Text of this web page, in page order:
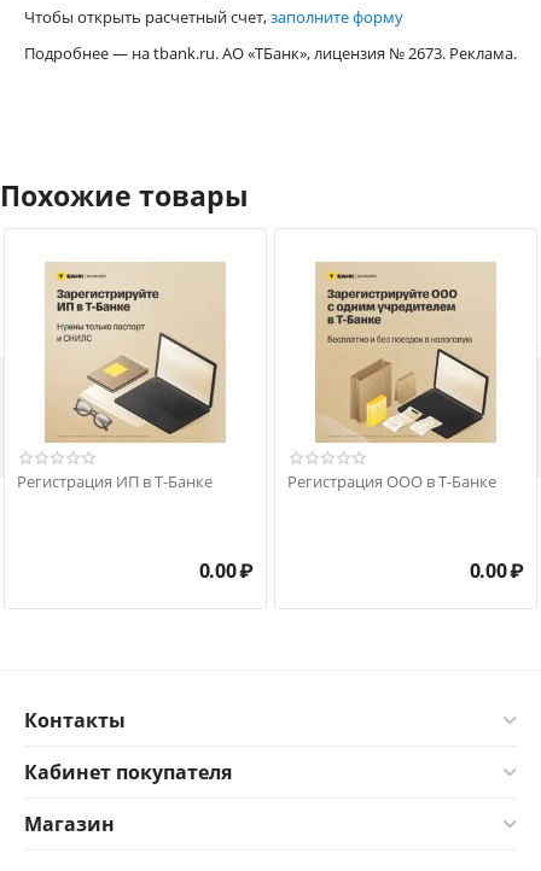
Чтобы открыть расчетный счет,заполните форму
Подробнее — на tbank.ru. АО «ТБанк», лицензия № 2673. Реклама.
Похожие товары
Регистрация ИП в Т-Банке
0.00₽
Регистрация ООО в Т-Банке
0.00₽
Контакты
Кабинет покупателя
Магазин